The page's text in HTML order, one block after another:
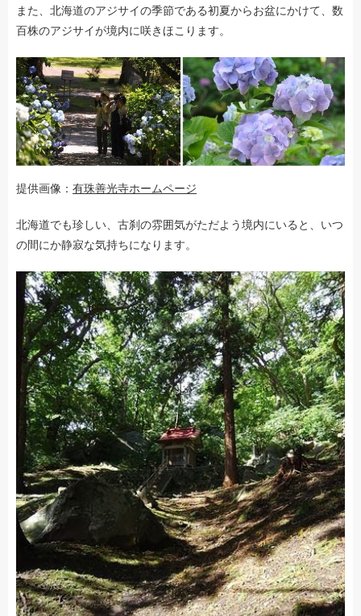
また、北海道のアジサイの季節である初夏からお盆にかけて、数
百株のアジサイが境内に咲きほこります。
提供画像： 有珠善光寺ホームページ
北海道でも珍しい、古刹の雰囲気がただよう境内にいると、いつ
の間にか静寂な気持ちになります。